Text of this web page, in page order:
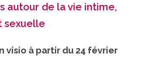
autour de la vie intime,
sexuelle
visio à partir du 24 février